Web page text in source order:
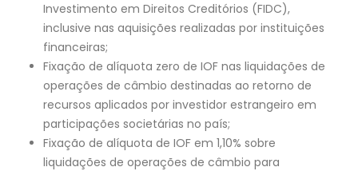
Investimento em Direitos Creditórios (FIDC),
inclusive nas aquisições realizadas por instituições
financeiras;
Fixação de alíquota zero de IOF nas liquidações de
operações de câmbio destinadas ao retorno de
recursos aplicados por investidor estrangeiro em
participações societárias no país;
Fixação de alíquota de IOF em 1,10% sobre
liquidações de operações de câmbio para